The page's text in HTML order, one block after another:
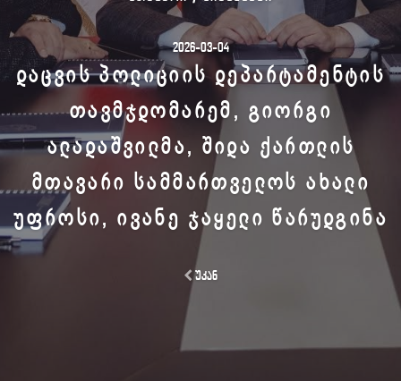
2026-03-04
ᲓᲐᲪᲕᲘᲡ ᲞᲝᲚᲘᲪᲘᲘᲡ ᲓᲔᲞᲐᲠᲢᲐᲛᲔᲜᲢᲘᲡ
ᲗᲐᲕᲛᲯᲓᲝᲛᲐᲠᲔᲛ, ᲒᲘᲝᲠᲒᲘ
ᲐᲚᲐᲓᲐᲨᲕᲘᲚᲛᲐ, ᲨᲘᲓᲐ ᲥᲐᲠᲗᲚᲘᲡ
ᲛᲗᲐᲕᲐᲠᲘ ᲡᲐᲛᲛᲐᲠᲗᲕᲔᲚᲝᲡ ᲐᲮᲐᲚᲘ
ᲣᲤᲠᲝᲡᲘ, ᲘᲕᲐᲜᲔ ᲯᲐᲧᲔᲚᲘ ᲬᲐᲠᲣᲓᲒᲘᲜᲐ
უკან